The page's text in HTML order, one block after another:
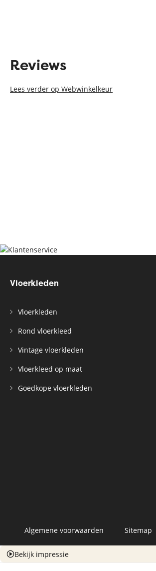
Reviews
Lees verder op Webwinkelkeur
Vloerkleden
Vloerkleden
Rond vloerkleed
Vintage vloerkleden
Vloerkleed op maat
Goedkope vloerkleden
Algemene voorwaarden Sitemap
Bekijk impressie